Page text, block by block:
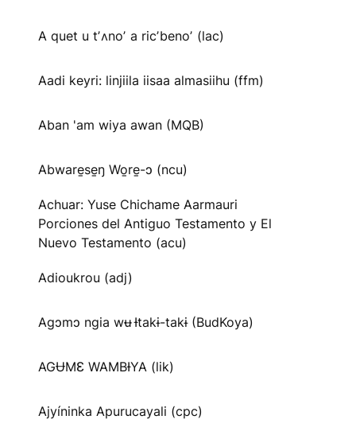
A quet u tʼʌnoʼ a ricʼbenoʼ (lac)
Aadi keyri: linjiila iisaa almasiihu (ffm)
Aban 'am wiya awan (MQB)
Abware̱se̱ŋ Wo̱re̱-ɔ (ncu)
Achuar: Yuse Chichame Aarmauri
Porciones del Antiguo Testamento y El
Nuevo Testamento (acu)
Adioukrou (adj)
Agɔmɔ ngia wʉ Ɨtakɨ-takɨ (BudKoya)
AGɄMƐ WAMBƗYA (lik)
Ajyíninka Apurucayali (cpc)